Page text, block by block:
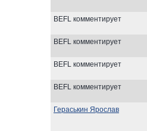
BEFL комментирует
BEFL комментирует
BEFL комментирует
BEFL комментирует
Гераськин Ярослав